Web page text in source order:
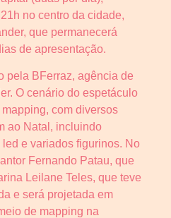
no centro da cidade,
que permanecerá
de apresentação.
pela BFerraz, agência de
O cenário do espetáculo
com diversos
ao Natal, incluindo
e variados figurinos. No
Fernando Patau, que
Leilane Teles, que teve
e será projetada em
de mapping na